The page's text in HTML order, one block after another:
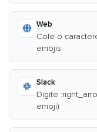
Web
Cole o
emojis
Slack
Digite
emoji)